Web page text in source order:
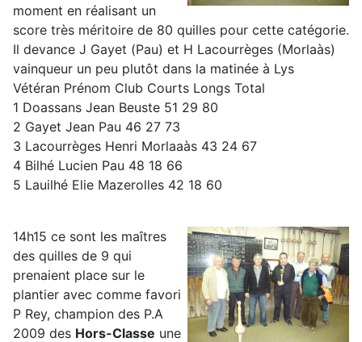
moment en réalisant un
score très méritoire de 80 quilles pour cette catégorie.
Il devance J Gayet (Pau) et H Lacourrèges (Morlaàs)
vainqueur un peu plutôt dans la matinée à Lys
Vétéran Prénom Club Courts Longs Total
1 Doassans Jean Beuste 51 29 80
2 Gayet Jean Pau 46 27 73
3 Lacourrèges Henri Morlaaàs 43 24 67
4 Bilhé Lucien Pau 48 18 66
5 Lauilhé Elie Mazerolles 42 18 60
14h15 ce sont les maîtres
des quilles de 9 qui
prenaient place sur le
plantier avec comme favori
P Rey, champion des P.A
2009 des Hors-Classe une